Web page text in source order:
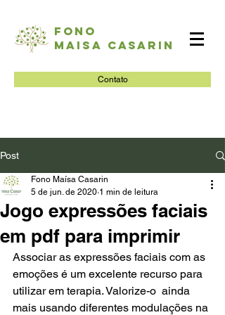
Fono
Maisa Casarin
Contato
Post
Jogo expressões faciais
em pdf para imprimir
Fono Maísa Casarin
5 de jun. de 2020 1 min de leitura
Associar as expressões faciais com as
emoções é um excelente recurso para
utilizar em terapia. Valorize-o  ainda
mais usando diferentes modulações na